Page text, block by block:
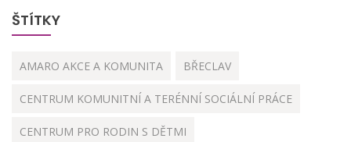
ŠTÍTKY
AMARO AKCE A KOMUNITA BŘECLAV
CENTRUM KOMUNITNÍ A TERÉNNÍ SOCIÁLNÍ PRÁCE
CENTRUM PRO RODIN S DĚTMI